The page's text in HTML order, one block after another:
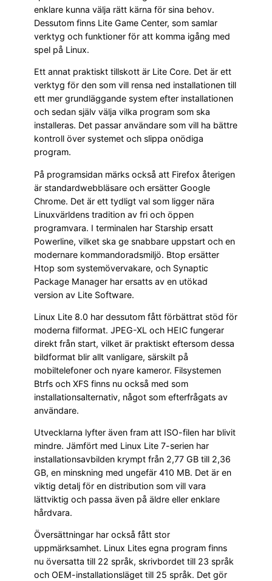
enklare kunna välja rätt kärna för sina behov.
Dessutom finns Lite Game Center, som samlar
verktyg och funktioner för att komma igång med
spel på Linux.
Ett annat praktiskt tillskott är Lite Core. Det är ett
verktyg för den som vill rensa ned installationen till
ett mer grundläggande system efter installationen
och sedan själv välja vilka program som ska
installeras. Det passar användare som vill ha bättre
kontroll över systemet och slippa onödiga
program.
På programsidan märks också att Firefox återigen
är standardwebbläsare och ersätter Google
Chrome. Det är ett tydligt val som ligger nära
Linuxvärldens tradition av fri och öppen
programvara. I terminalen har Starship ersatt
Powerline, vilket ska ge snabbare uppstart och en
modernare kommandoradsmiljö. Btop ersätter
Htop som systemövervakare, och Synaptic
Package Manager har ersatts av en utökad
version av Lite Software.
Linux Lite 8.0 har dessutom fått förbättrat stöd för
moderna filformat. JPEG-XL och HEIC fungerar
direkt från start, vilket är praktiskt eftersom dessa
bildformat blir allt vanligare, särskilt på
mobiltelefoner och nyare kameror. Filsystemen
Btrfs och XFS finns nu också med som
installationsalternativ, något som efterfrågats av
användare.
Utvecklarna lyfter även fram att ISO-filen har blivit
mindre. Jämfört med Linux Lite 7-serien har
installationsavbilden krympt från 2,77 GB till 2,36
GB, en minskning med ungefär 410 MB. Det är en
viktig detalj för en distribution som vill vara
lättviktig och passa även på äldre eller enklare
hårdvara.
Översättningar har också fått stor
uppmärksamhet. Linux Lites egna program finns
nu översatta till 22 språk, skrivbordet till 23 språk
och OEM-installationsläget till 25 språk. Det gör